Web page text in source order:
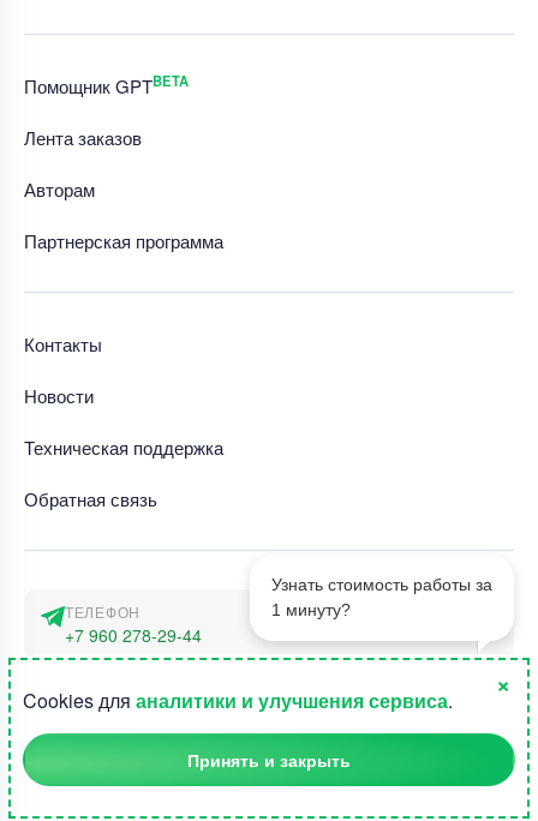
1
Узнать стоимость работы за
1 минуту?
Помощник GPTBETA
Лента заказов
Авторам
Партнерская программа
Контакты
Новости
Техническая поддержка
Обратная связь
ТЕЛЕФОН
+7 960 278-29-44
г. Москва, наб. Тараса Шевченко 23а
©2015-2026, Студландия -
Cookies для аналитики и улучшения сервиса.
×
Принять и закрыть